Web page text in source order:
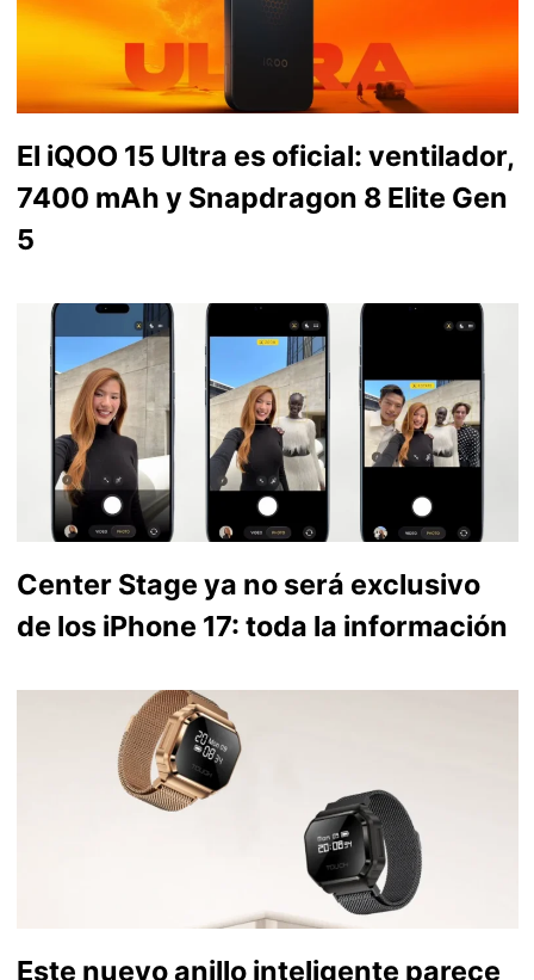
El iQOO 15 Ultra es oficial: ventilador,
7400 mAh y Snapdragon 8 Elite Gen
5
Center Stage ya no será exclusivo
de los iPhone 17: toda la información
Este nuevo anillo inteligente parece